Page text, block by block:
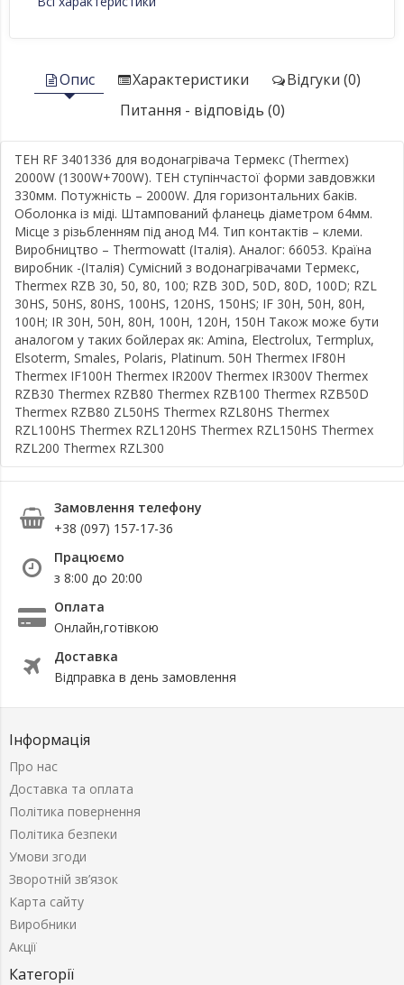
Опис Характеристики
Відгуки (0)
Питання - відповідь (0)
ТЕН RF 3401336 для водонагрівача Термекс (Thermex)
2000W (1300W+700W). ТЕН ступінчастої форми завдовжки
330мм. Потужність – 2000W. Для горизонтальних баків.
Оболонка із міді. Штампований фланець діаметром 64мм.
Місце з різьбленням під анод М4. Тип контактів – клеми.
Виробництво – Thermowatt (Італія). Аналог: 66053. Країна
виробник -(Італія) Сумісний з водонагрівачами Термекс,
Thermex RZB 30, 50, 80, 100; RZB 30D, 50D, 80D, 100D; RZL
30HS, 50HS, 80HS, 100HS, 120HS, 150HS; IF 30H, 50H, 80H,
100H; IR 30H, 50H, 80H, 100H, 120H, 150H Також може бути
аналогом у таких бойлерах як: Amina, Electrolux, Termplux,
Elsoterm, Smales, Polaris, Platinum. 50H Thermex IF80H
Thermex IF100H Thermex IR200V Thermex IR300V Thermex
RZB30 Thermex RZB80 Thermex RZB100 Thermex RZB50D
Thermex RZB80 ZL50HS Thermex RZL80HS Thermex
RZL100HS Thermex RZL120HS Thermex RZL150HS Thermex
RZL200 Thermex RZL300
Замовлення телефону
+38 (097) 157-17-36
Працюємо
з 8:00 до 20:00
Оплата
Онлайн,готівкою
Доставка
Відправка в день замовлення
Інформація
Про нас
Доставка та оплата
Політика повернення
Політика безпеки
Умови згоди
Зворотній зв’язок
Карта сайту
Виробники
Акції
Категорії